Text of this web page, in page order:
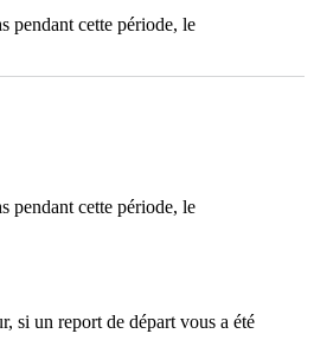
pendant cette période, le
pendant cette période, le
si un report de départ vous a été